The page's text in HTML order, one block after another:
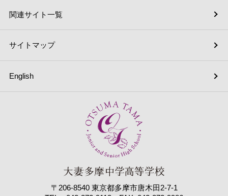
English
関連サイト一覧
サイトマップ
〒206-8540 東京都多摩市唐木田2-7-1